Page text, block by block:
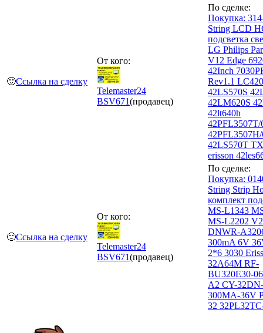
🙂Ссылка на сделку
От кого:
Telemaster24
BSV671(продавец)
По сделке:
Покупка:
String LCD
подсветка
LG Philips
V12 Edge
42Inch
Rev1.1
42LS570S
42LM620S
42lt640h
42PFL3507T/
42LS570Т
erisson
🙂Ссылка на сделку
От кого:
Telemaster24
BSV671(продавец)
По сделке:
Покупка:
String Strip
комплект
MS-L1343
MS-L2202
DNWR-
300mA 6V
2*6 3030
32A64M RF-
BU320E30-
A2 CY-
300MA-36V
32